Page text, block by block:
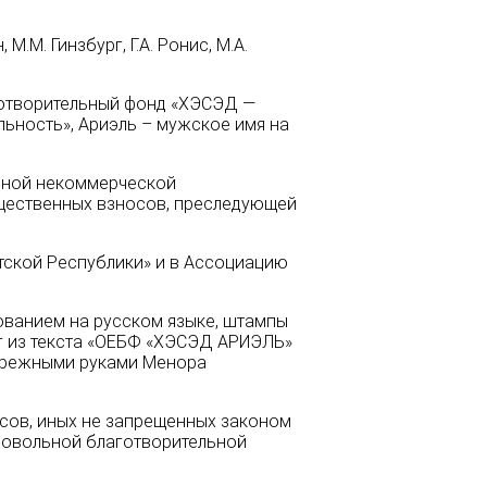
Гинзбург, Г.А. Ронис, М.А.
фонд «ХЭСЭД —
Ариэль – мужское имя на
некоммерческой
взносов, преследующей
Республики» и в Ассоциацию
на русском языке, штампы
из текста «ОЕБФ «ХЭСЭД АРИЭЛЬ»
руками Менора
иных не запрещенных законом
благотворительной